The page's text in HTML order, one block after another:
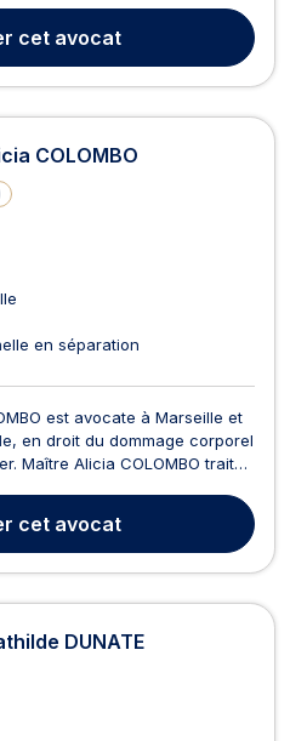
famille pour toutes
pour faute ou par
cet avocat
COLOMBO
en séparation
est avocate à Marseille et
en droit du dommage corporel
Maître Alicia COLOMBO traite
divorce par consentement
cet avocat
DUNATE